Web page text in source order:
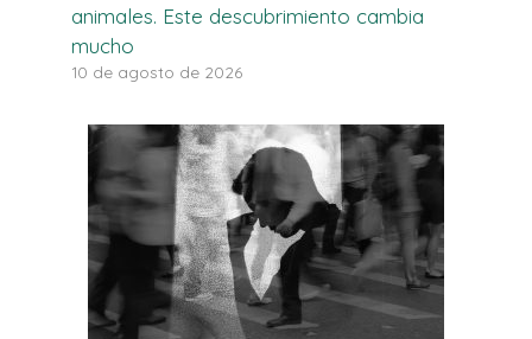
animales. Este descubrimiento cambia
mucho
10 de agosto de 2026